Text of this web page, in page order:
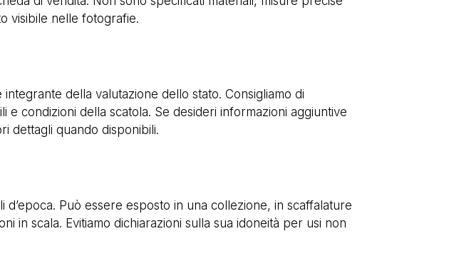
visibile nelle fotografie.
della valutazione dello stato. Consigliamo di
condizioni della scatola. Se desideri informazioni aggiuntive
dettagli quando disponibili.
d’epoca. Può essere esposto in una collezione, in scaffalature
in scala. Evitiamo dichiarazioni sulla sua idoneità per usi non